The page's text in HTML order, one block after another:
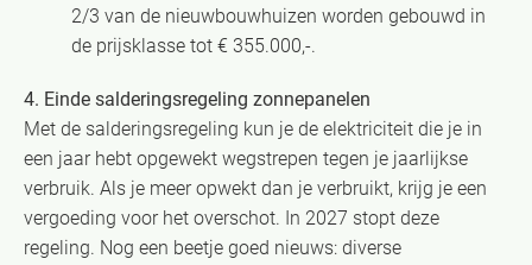
2/3 van de nieuwbouwhuizen worden gebouwd in
de prijsklasse tot € 355.000,-.
4. Einde salderingsregeling zonnepanelen
Met de salderingsregeling kun je de elektriciteit die je in
een jaar hebt opgewekt wegstrepen tegen je jaarlijkse
verbruik. Als je meer opwekt dan je verbruikt, krijg je een
vergoeding voor het overschot. In 2027 stopt deze
regeling. Nog een beetje goed nieuws: diverse